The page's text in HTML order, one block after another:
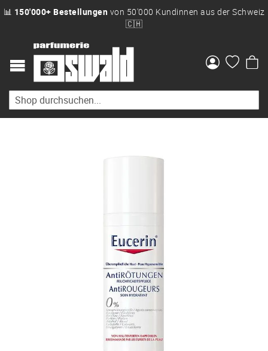
📊 150'000+ Bestellungen von 50'000 Kundinnen aus der Schweiz
🇨🇭